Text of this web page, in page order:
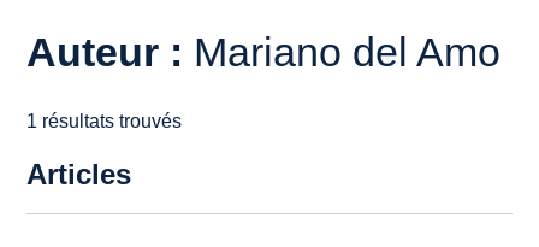
Auteur : Mariano del Amo
1 résultats trouvés
Articles